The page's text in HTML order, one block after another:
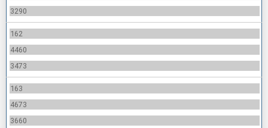
3290
162
4460
3473
163
4673
3660